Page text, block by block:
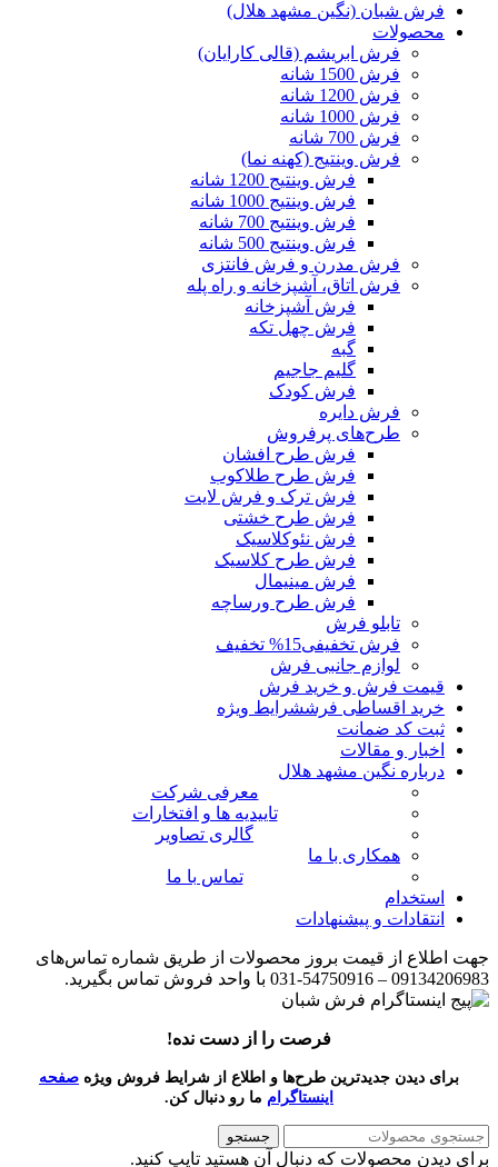
فرش شبان (نگین مشهد هلال)
محصولات
فرش ابریشم (قالی کارایان)
فرش 1500 شانه
فرش 1200 شانه
فرش 1000 شانه
فرش 700 شانه
فرش وینتیج (کهنه نما)
فرش وینتیج 1200 شانه
فرش وینتیج 1000 شانه
فرش وینتیج 700 شانه
فرش وینتیج 500 شانه
فرش مدرن و فرش فانتزی
فرش اتاق، آشپزخانه و راه پله
فرش آشپزخانه
فرش چهل تکه
گبه
گلیم جاجیم
فرش کودک
فرش دایره
طرح‌های پرفروش
فرش طرح افشان
فرش طرح طلاکوب
فرش ترک و فرش لایت
فرش طرح خشتی
فرش نئوکلاسیک
فرش طرح کلاسیک
فرش مینیمال
فرش طرح ورساچه
تابلو فرش
فرش تخفیفی15% تخفیف
لوازم جانبی فرش
قیمت فرش و خرید فرش
خرید اقساطی فرششرایط ویژه
ثبت کد ضمانت
اخبار و مقالات
درباره نگین مشهد هلال
معرفی شرکت
تاییدیه ها و افتخارات
گالری تصاویر
همکاری با ما
تماس با ما
استخدام
انتقادات و پیشنهادات
جهت اطلاع از قیمت بروز محصولات از طریق شماره تماس‌‌های
09134206983 – 54750916-031 با واحد فروش تماس بگیرید.
فرصت را از دست نده!
برای دیدن جدیدترین طرح‌ها و اطلاع از شرایط فروش ویژه صفحه
اینستاگرام ما رو دنبال کن.
جستجو
برای دیدن محصولات که دنبال آن هستید تایپ کنید.